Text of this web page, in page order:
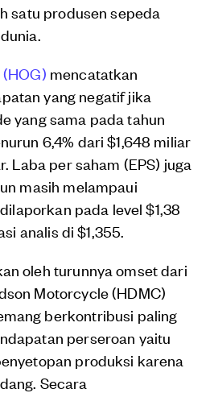
satu produsen sepeda
mencatatkan
yang negatif jika
yang sama pada tahun
6,4% dari $1,648 miliar
Laba per saham (EPS) juga
masih melampaui
pada level $1,38
analis di $1,355.
oleh turunnya omset dari
Motorcycle (HDMC)
berkontribusi paling
perseroan yaitu
produksi karena
Secara